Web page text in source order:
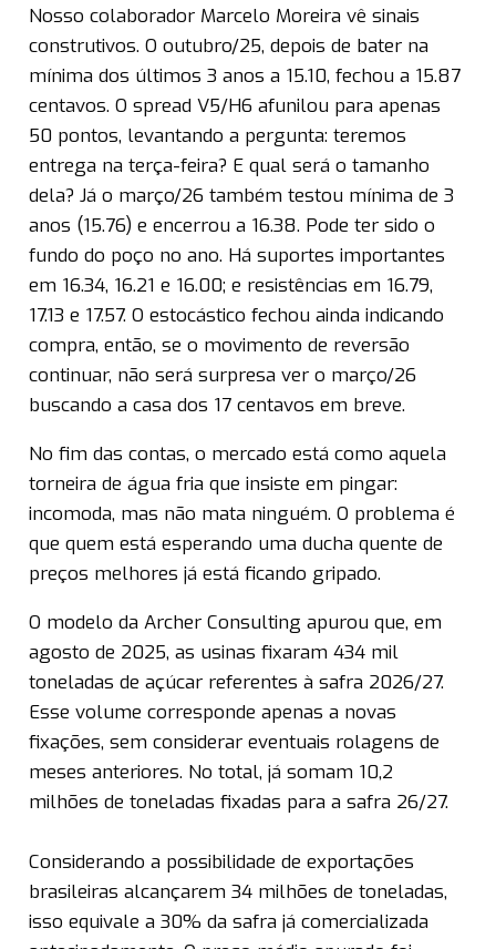
Nosso colaborador Marcelo Moreira vê sinais
construtivos. O outubro/25, depois de bater na
mínima dos últimos 3 anos a 15.10, fechou a 15.87
centavos. O spread V5/H6 afunilou para apenas
50 pontos, levantando a pergunta: teremos
entrega na terça-feira? E qual será o tamanho
dela? Já o março/26 também testou mínima de 3
anos (15.76) e encerrou a 16.38. Pode ter sido o
fundo do poço no ano. Há suportes importantes
em 16.34, 16.21 e 16.00; e resistências em 16.79,
17.13 e 17.57. O estocástico fechou ainda indicando
compra, então, se o movimento de reversão
continuar, não será surpresa ver o março/26
buscando a casa dos 17 centavos em breve.
No fim das contas, o mercado está como aquela
torneira de água fria que insiste em pingar:
incomoda, mas não mata ninguém. O problema é
que quem está esperando uma ducha quente de
preços melhores já está ficando gripado.
O modelo da Archer Consulting apurou que, em
agosto de 2025, as usinas fixaram 434 mil
toneladas de açúcar referentes à safra 2026/27.
Esse volume corresponde apenas a novas
fixações, sem considerar eventuais rolagens de
meses anteriores. No total, já somam 10,2
milhões de toneladas fixadas para a safra 26/27.
Considerando a possibilidade de exportações
brasileiras alcançarem 34 milhões de toneladas,
isso equivale a 30% da safra já comercializada